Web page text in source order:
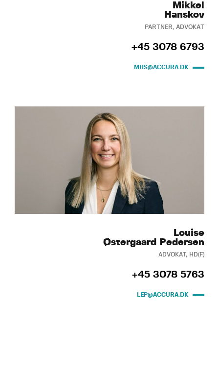
Mikkel
Hanskov
PARTNER, ADVOKAT
+45 3078 6793
MHS@ACCURA.DK
Louise
Østergaard Pedersen
ADVOKAT, HD(F)
+45 3078 5763
LEP@ACCURA.DK